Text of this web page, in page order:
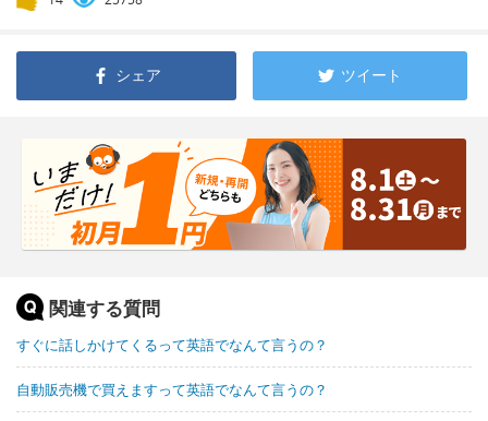
シェア ツイート
関連する質問
すぐに話しかけてくるって英語でなんて言うの？
自動販売機で買えますって英語でなんて言うの？